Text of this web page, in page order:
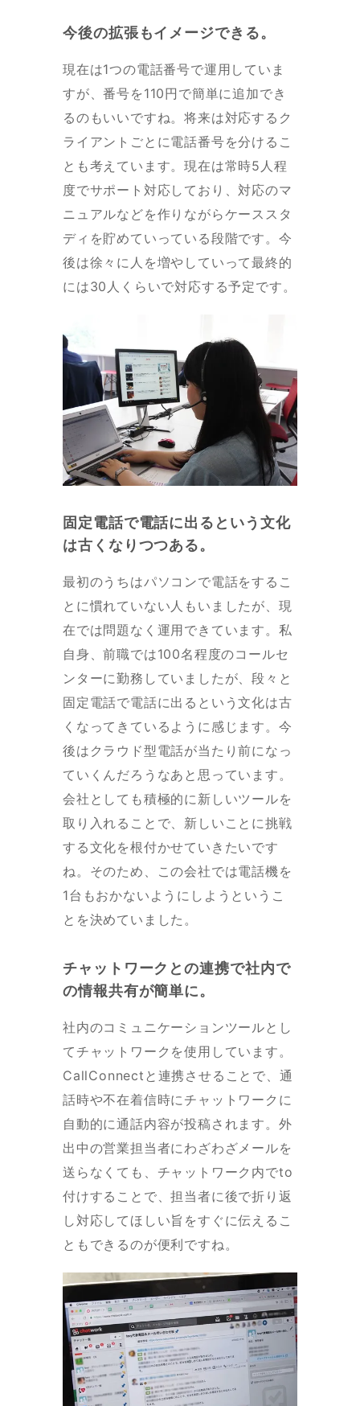
今後の拡張もイメージできる。
現在は1つの電話番号で運用していま
すが、番号を110円で簡単に追加でき
るのもいいですね。将来は対応するク
ライアントごとに電話番号を分けるこ
とも考えています。現在は常時5人程
度でサポート対応しており、対応のマ
ニュアルなどを作りながらケーススタ
ディを貯めていっている段階です。今
後は徐々に人を増やしていって最終的
には30人くらいで対応する予定です。
固定電話で電話に出るという文化
は古くなりつつある。
最初のうちはパソコンで電話をするこ
とに慣れていない人もいましたが、現
在では問題なく運用できています。私
自身、前職では100名程度のコールセ
ンターに勤務していましたが、段々と
固定電話で電話に出るという文化は古
くなってきているように感じます。今
後はクラウド型電話が当たり前になっ
ていくんだろうなあと思っています。
会社としても積極的に新しいツールを
取り入れることで、新しいことに挑戦
する文化を根付かせていきたいです
ね。そのため、この会社では電話機を
1台もおかないようにしようというこ
とを決めていました。
チャットワークとの連携で社内で
の情報共有が簡単に。
社内のコミュニケーションツールとし
てチャットワークを使用しています。
CallConnectと連携させることで、通
話時や不在着信時にチャットワークに
自動的に通話内容が投稿されます。外
出中の営業担当者にわざわざメールを
送らなくても、チャットワーク内でto
付けすることで、担当者に後で折り返
し対応してほしい旨をすぐに伝えるこ
ともできるのが便利ですね。